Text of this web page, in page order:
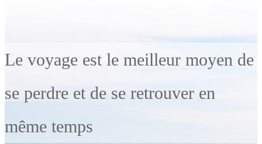
Le voyage est le meilleur moyen de
se perdre et de se retrouver en
même temps